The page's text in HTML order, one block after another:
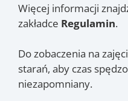
Więcej informacji
zakładce Regulamin.
Do zobaczenia na
starań, aby czas
niezapomniany.